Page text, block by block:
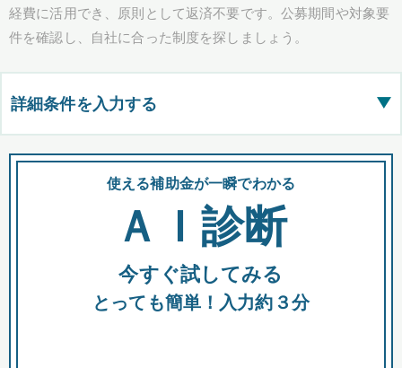
経費に活用でき、原則として返済不要です。公募期間や対象要
件を確認し、自社に合った制度を探しましょう。
詳細条件を入力する ▶
都道府県
全国の検索結果を含めて表示
助成金 融資 出資
使える補助金が一瞬でわかる
ＡＩ診断
今すぐ試してみる
とっても簡単！入力約３分